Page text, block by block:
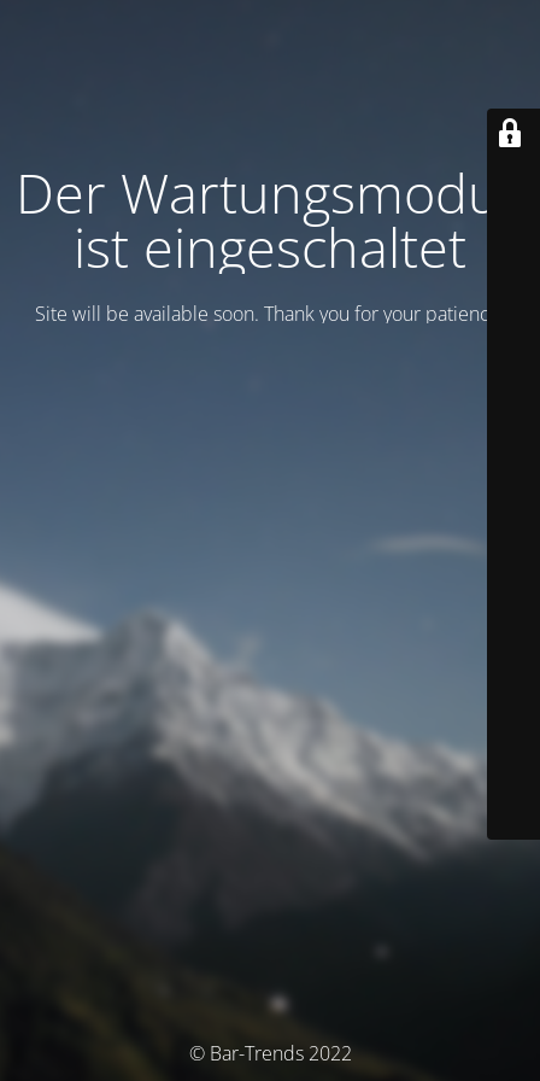
Der Wartungsmodus
ist eingeschaltet
Site will be available soon. Thank you for your patience!
© Bar-Trends 2022